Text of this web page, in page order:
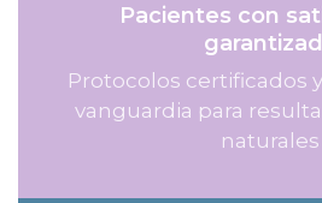
Pacientes con
Protocolos certificados
vanguardia para
naturales